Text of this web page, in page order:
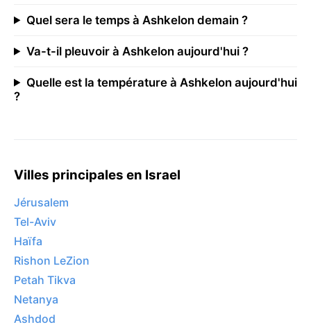
Quel sera le temps à Ashkelon demain ?
Va-t-il pleuvoir à Ashkelon aujourd'hui ?
Quelle est la température à Ashkelon aujourd'hui
?
Villes principales en Israel
Jérusalem
Tel-Aviv
Haïfa
Rishon LeZion
Petah Tikva
Netanya
Ashdod